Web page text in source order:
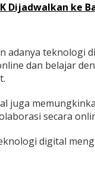
Dijadwalkan ke
adanya teknologi
dan belajar
juga
secara
digital